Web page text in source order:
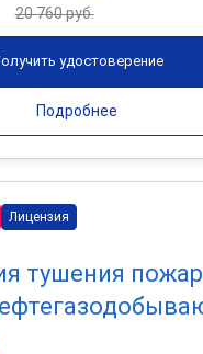
20 760 руб.
удостоверение
Подробнее
Лицензия
тушения